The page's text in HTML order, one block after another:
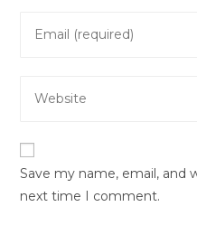
comment
your
address
your
URL
(optional)
Save my name, email, and
next time I comment.